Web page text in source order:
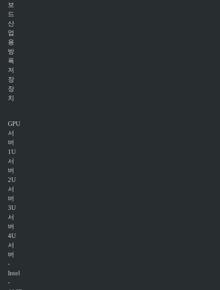
보
드
산
업
용
방
폭
저
장
장
치
GPU
서
버
1U
서
버
2U
서
버
3U
서
버
4U
서
버
-
Intel
-